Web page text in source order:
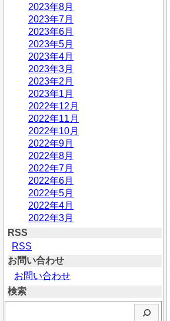
2023年8月
2023年7月
2023年6月
2023年5月
2023年4月
2023年3月
2023年2月
2023年1月
2022年12月
2022年11月
2022年10月
2022年9月
2022年8月
2022年7月
2022年6月
2022年5月
2022年4月
2022年3月
RSS
RSS
お問い合わせ
お問い合わせ
検索